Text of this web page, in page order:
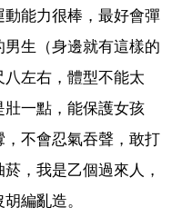
能力很棒，最好會彈
生（身邊就有這樣的
左右，體型不能太
一點，能保護女孩
不會忍氣吞聲，敢打
，我是乙個過來人，
編亂造。